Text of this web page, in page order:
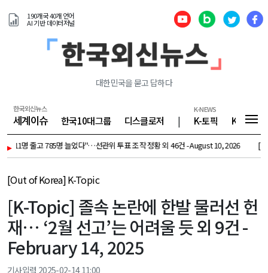
190개국 40개 언어
AI 기반 데이터저널
대한민국을 묻고 답하다
한국외신뉴스
세계이슈 한국10대그룹 디스클로저 |
K-NEWS
K-토픽 K-기업
▸
명 줄고 785명 늘었다"…선관위 투표 조작 정황 외 46건 - August 10, 2026 [K-
[Out of Korea] K-Topic
[K-Topic] 졸속 논란에 한발 물러선 헌
재… ‘2월 선고’는 어려울 듯 외 9건 -
February 14, 2025
기사입력 2025-02-14 11:00